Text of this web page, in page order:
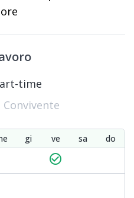
time
Convivente
gi ve sa
do
check_circle_outline